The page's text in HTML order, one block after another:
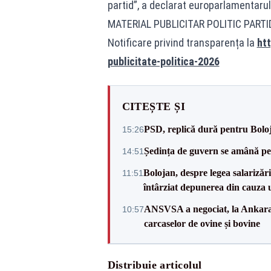
partid”, a declarat
MATERIAL PUBLICITAR POLITIC
Notificare privind transparența la
publicitate-politica-2026
CITEȘTE ȘI
15:26PSD, replică dură pentru
14:51Ședința de guvern se amână
11:51Bolojan, despre legea
întârziat depunerea din cauza
10:57ANSVSA a negociat, la
carcaselor de ovine și bovine
Distribuie articolul